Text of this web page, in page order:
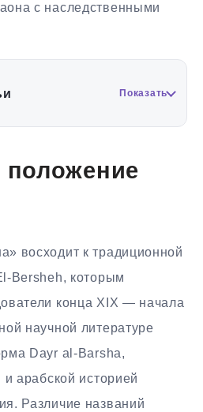
с наследственными
Показать
положение
восходит к традиционной
Bersheh, которым
конца XIX — начала
научной литературе
Dayr al-Barsha,
и арабской историей
Различие названий